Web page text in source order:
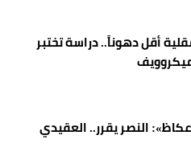
أقل دهوناً.. دراسة تختبر
النصر يقرر.. العقيدي